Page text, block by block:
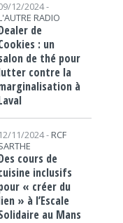
12/2024 -
RADIO
de
: un
de thé pour
contre la
à
12/11/2024 - RCF
cours de
inclusifs
« créer du
» à l’Escale
au Mans